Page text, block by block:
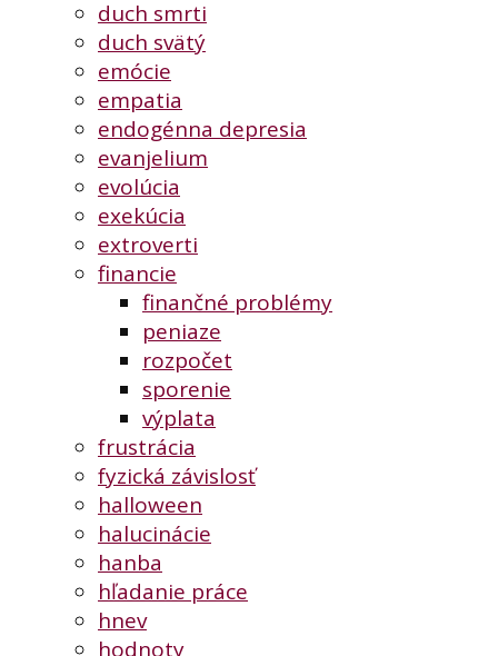
duch smrti
duch svätý
emócie
empatia
endogénna depresia
evanjelium
evolúcia
exekúcia
extroverti
financie
finančné problémy
peniaze
rozpočet
sporenie
výplata
frustrácia
fyzická závislosť
halloween
halucinácie
hanba
hľadanie práce
hnev
hodnoty